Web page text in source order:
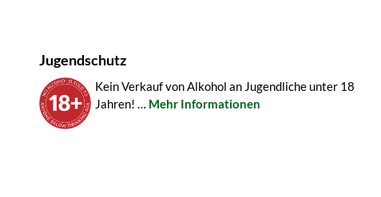
Jugendschutz
Kein Verkauf von Alkohol an Jugendliche unter 18
Jahren! … Mehr Informationen